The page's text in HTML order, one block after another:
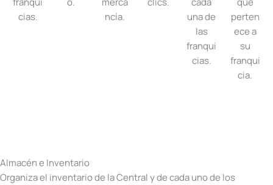
cias.
ncía.
una de
las
franqui
cias.
perten
ece a
su
franqui
cia.
Almacén e Inventario
Organiza el inventario de la Central y de cada uno de los